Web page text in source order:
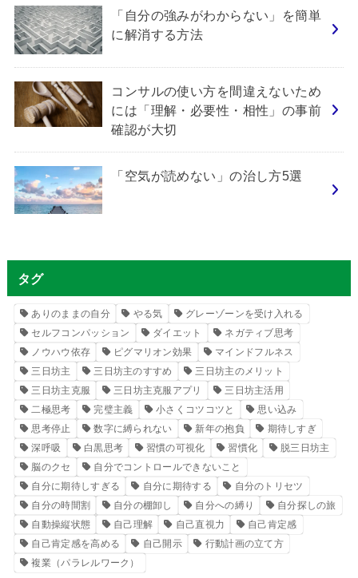
「自分の強みがわからない」を簡単
に解消する方法
コンサルの使い方を間違えないため
には「理解・必要性・相性」の事前
確認が大切
「空気が読めない」の治し方5選
タグ
ありのままの自分 やる気
グレーゾーンを受け入れる
セルフコンパッション
ダイエット
ネガティブ思考
ノウハウ依存
ピグマリオン効果
マインドフルネス
三日坊主
三日坊主のすすめ
三日坊主のメリット
三日坊主克服
三日坊主克服アプリ
三日坊主活用
二極思考
完璧主義 小さくコツコツと
思い込み
思考停止
数字に縛られない 新年の抱負
期待しすぎ
深呼吸
白黒思考 習慣の可視化 習慣化
脱三日坊主
脳のクセ
自分でコントロールできないこと
自分に期待しすぎる
自分に期待する
自分のトリセツ
自分の時間割
自分の棚卸し 自分への縛り
自分探しの旅
自動操縦状態
自己理解 自己直視力
自己肯定感
自己肯定感を高める
自己開示
行動計画の立て方
複業（パラレルワーク）